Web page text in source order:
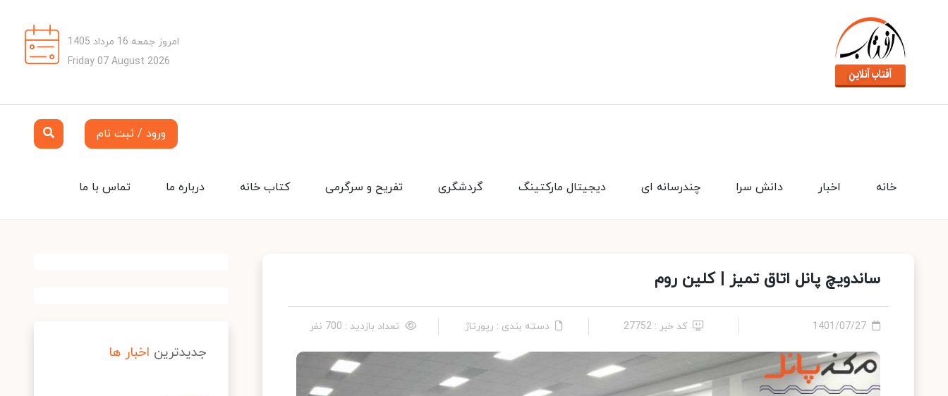
امروز جمعه 16 مرداد 1405
Friday 07 August 2026
ورود / ثبت نام
تماس با ما درباره ما کتاب خانه تفریح و سرگرمی گردشگری دیجیتال مارکتینگ چندرسانه ای دانش سرا اخبار خانه
ساندویچ پانل اتاق تمیز | کلین روم
1401/07/27 کد خبر : 27752 دسته بندی : رپورتاژ تعداد بازدید : 700 نفر
جدیدترین اخبار ها